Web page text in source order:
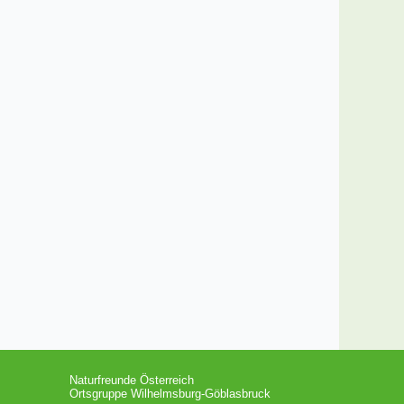
Naturfreunde Österreich
Ortsgruppe Wilhelmsburg-Göblasbruck